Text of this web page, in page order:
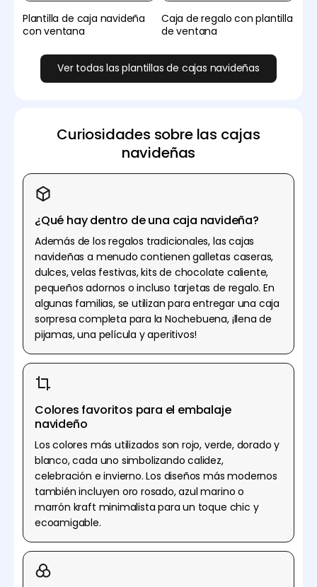
Plantilla de caja navideña
con ventana
Caja de regalo con plantilla
de ventana
Ver todas las plantillas de cajas navideñas
Curiosidades sobre las cajas
navideñas
¿Qué hay dentro de una caja navideña?
Además de los regalos tradicionales, las cajas
navideñas a menudo contienen galletas caseras,
dulces, velas festivas, kits de chocolate caliente,
pequeños adornos o incluso tarjetas de regalo. En
algunas familias, se utilizan para entregar una caja
sorpresa completa para la Nochebuena, ¡llena de
pijamas, una película y aperitivos!
Colores favoritos para el embalaje
navideño
Los colores más utilizados son rojo, verde, dorado y
blanco, cada uno simbolizando calidez,
celebración e invierno. Los diseños más modernos
también incluyen oro rosado, azul marino o
marrón kraft minimalista para un toque chic y
ecoamigable.